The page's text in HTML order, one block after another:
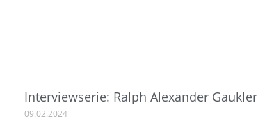
Interviewserie: Ralph Alexander Gaukler
09.02.2024